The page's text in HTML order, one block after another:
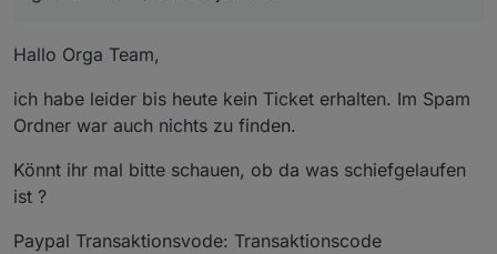
Hallo Orga Team,
ich habe leider bis heute kein Ticket erhalten. Im Spam
Ordner war auch nichts zu finden.
Könnt ihr mal bitte schauen, ob da was schiefgelaufen
ist ?
Paypal Transaktionsvode: Transaktionscode